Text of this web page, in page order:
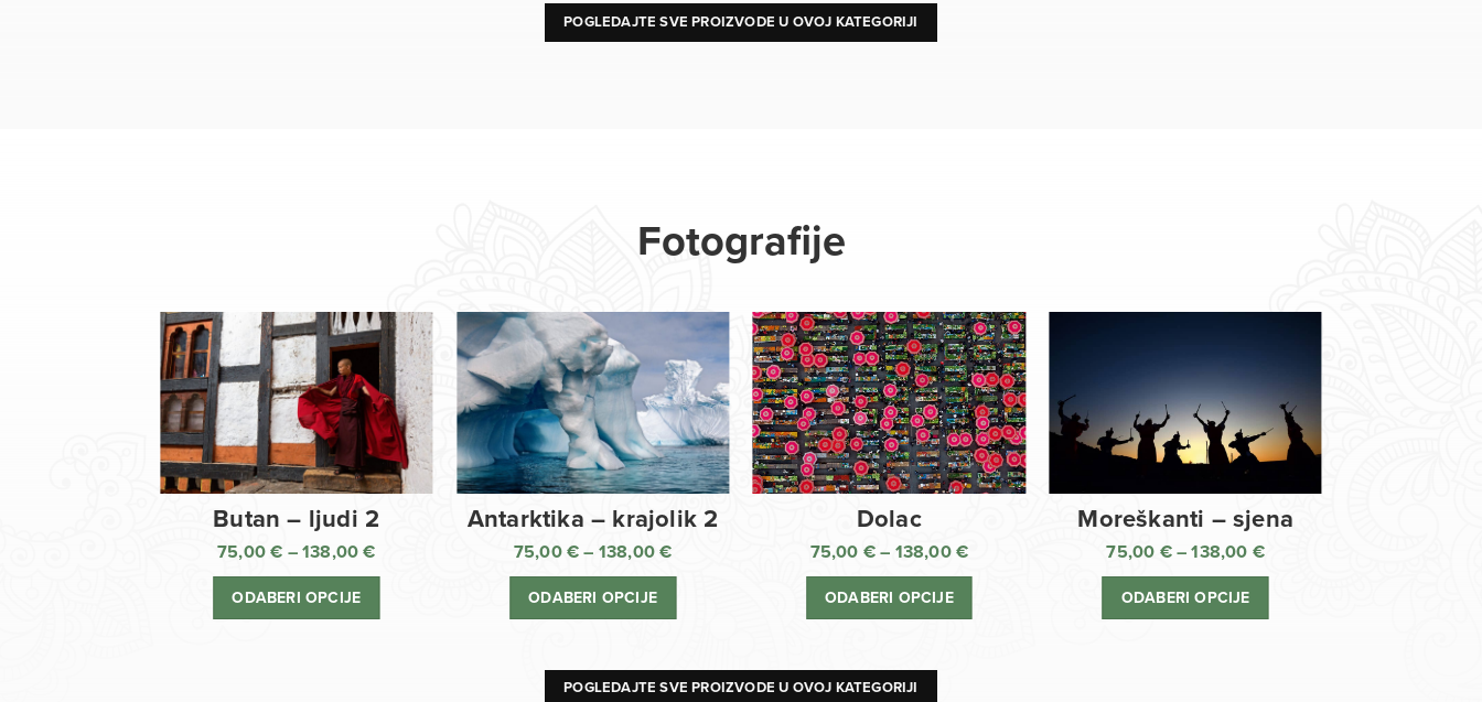
POGLEDAJTE SVE PROIZVODE U OVOJ KATEGORIJI
Fotografije
Butan – ljudi 2
75,00€ – 138,00€
ODABERI OPCIJE
Antarktika – krajolik 2
75,00 € – 138,00€
138,00 €
ODABERI OPCIJE
Dolac
75,00 € – 138,00 €
cijena:
ODABERI OPCIJE
Moreškanti – sjena
75,00 € – 138,00 €Raspon
cijena:
ODABERI OPCIJE
POGLEDAJTE SVE PROIZVODE U OVOJ KATEGORIJI